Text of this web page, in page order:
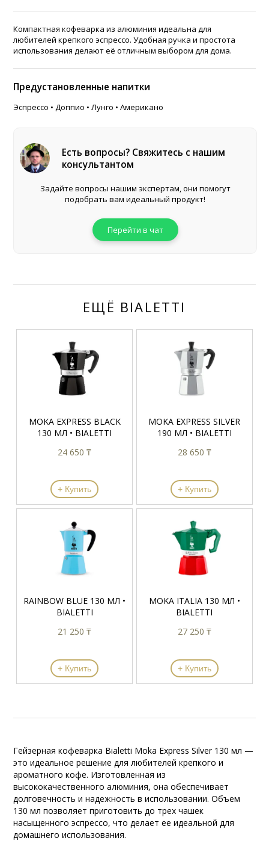
Компактная кофеварка из алюминия идеальна для
любителей крепкого эспрессо. Удобная ручка и простота
использования делают её отличным выбором для дома.
Предустановленные напитки
Эспрессо • Доппио • Лунго • Американо
Есть вопросы? Свяжитесь с нашим
консультантом
Задайте вопросы нашим экспертам, они помогут
подобрать вам идеальный продукт!
Перейти в чат
ЕЩЁ BIALETTI
MOKA EXPRESS BLACK
130 МЛ • BIALETTI
24 650 ₸
+ Купить
MOKA EXPRESS SILVER
190 МЛ • BIALETTI
28 650 ₸
+ Купить
RAINBOW BLUE 130 МЛ •
BIALETTI
21 250 ₸
+ Купить
MOKA ITALIA 130 МЛ •
BIALETTI
27 250 ₸
+ Купить
Гейзерная кофеварка Bialetti Moka Express Silver 130 мл —
это идеальное решение для любителей крепкого и
ароматного кофе. Изготовленная из
высококачественного алюминия, она обеспечивает
долговечность и надежность в использовании. Объем
130 мл позволяет приготовить до трех чашек
насыщенного эспрессо, что делает ее идеальной для
домашнего использования.